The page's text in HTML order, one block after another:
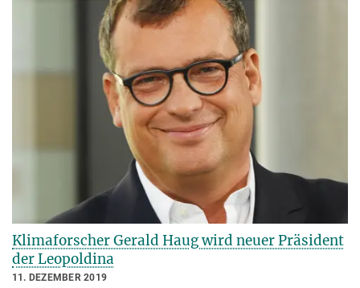
Klimaforscher Gerald Haug wird neuer Präsident
der Leopoldina
11. DEZEMBER 2019